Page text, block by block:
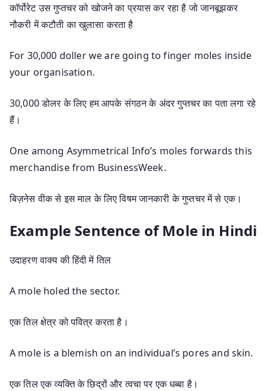
कॉर्पोरेट उस गुप्तचर को खोजने का प्रयास कर रहा है जो जानबूझकर
नौकरी में कटौती का खुलासा करता है
For 30,000 doller we are going to finger moles inside
your organisation.
30,000 डोलर के लिए हम आपके संगठन के अंदर गुप्तचर का पता लगा रहे
हैं।
One among Asymmetrical Info’s moles forwards this
merchandise from BusinessWeek.
बिज़नेस वीक से इस माल के लिए विषम जानकारी के गुप्तचर में से एक।
Example Sentence of Mole in Hindi
उदाहरण वाक्य की हिंदी में तिल
A mole holed the sector.
एक तिल क्षेत्र को पवित्र करता है।
A mole is a blemish on an individual’s pores and skin.
एक तिल एक व्यक्ति के छिद्रों और त्वचा पर एक धब्बा है।